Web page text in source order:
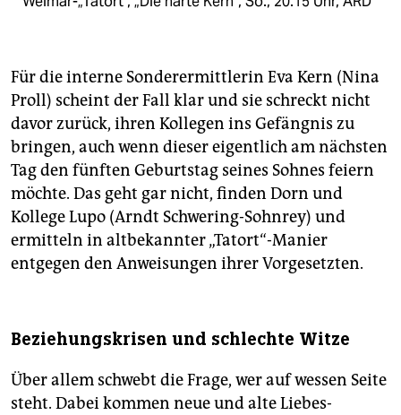
Für die interne Sonderermittlerin Eva Kern (Nina
Proll) scheint der Fall klar und sie schreckt nicht
davor zurück, ihren Kollegen ins Gefängnis zu
bringen, auch wenn dieser eigentlich am nächsten
Tag den fünften Geburtstag seines Sohnes feiern
möchte. Das geht gar nicht, finden Dorn und
Kollege Lupo (Arndt Schwering-Sohnrey) und
ermitteln in altbekannter „Tatort“-Manier
entgegen den Anweisungen ihrer Vorgesetzten.
Beziehungskrisen und schlechte Witze
Über allem schwebt die Frage, wer auf wessen Seite
steht. Dabei kommen neue und alte Liebes-